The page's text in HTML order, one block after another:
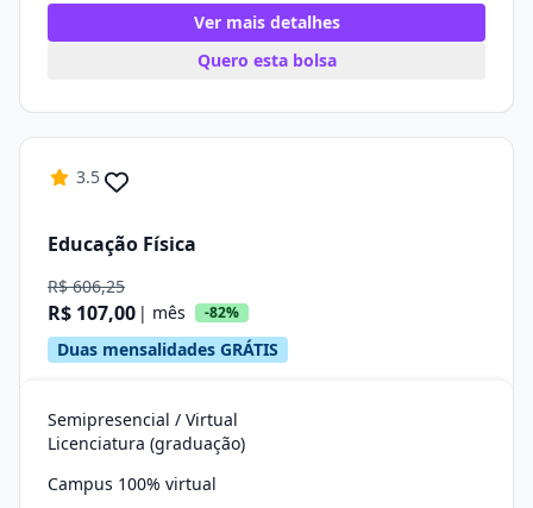
Ver mais detalhes
Quero esta bolsa
3.5
Educação Física
R$ 606,25
R$ 107,00 | mês -82%
Duas mensalidades GRÁTIS
Semipresencial / Virtual
Licenciatura (graduação)
Campus 100% virtual